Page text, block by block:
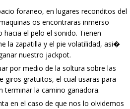
foraneo, en lugares reconditos del
os encontraras inmerso
el pelo el sonido. Tienen
la zapatilla y el pie volatilidad, asi�
nuestro jackpot.
por medio de la soltura sobre las
giros gratuitos, el cual usaras para
terminar la camino ganadora.
en el caso de que nos lo olvidemos